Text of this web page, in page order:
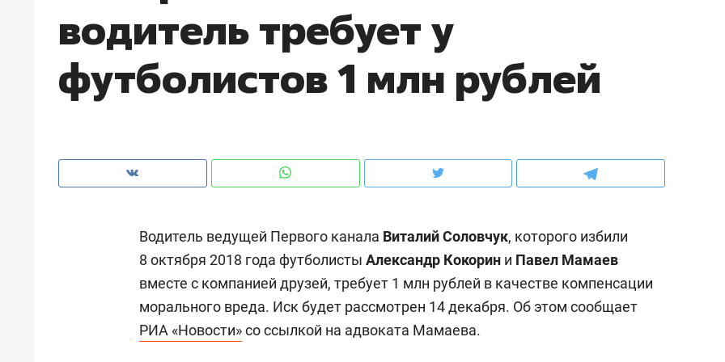
водитель требует у
футболистов 1 млн рублей
Водитель ведущей Первого канала Виталий Соловчук, которого избили
8 октября 2018 года футболисты Александр Кокорин и Павел Мамаев
вместе с компанией друзей, требует 1 млн рублей в качестве компенсации
морального вреда. Иск будет рассмотрен 14 декабря. Об этом сообщает
РИА «Новости»со ссылкой на адвоката Мамаева.
рынки, почему надо знать аксакалов и
чем интересен Оман?
клиентах и чудных запросах мастеров
Как ГК «МИР ГРУПП» и ВТБ
создают оазис жилого
Рекомендуем
150 камер до квартиры и Face
ID вместо ключа: какой будет
Рекомендуем
Опыт выживания в